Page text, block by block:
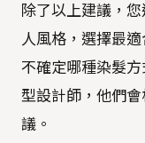
除了以上建議，
人風格，選擇最
不確定哪種染髮
型設計師，他們
議。